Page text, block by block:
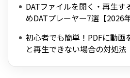
DATファイルを開く・再生す
めDATプレーヤー7選【2026
初心者でも簡単！PDFに動画
と再生できない場合の対処法